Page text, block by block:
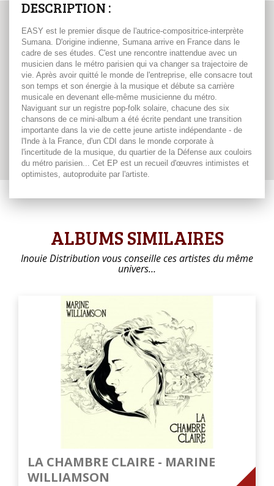
DESCRIPTION :
EASY est le premier disque de l'autrice-compositrice-interprète
Sumana. D'origine indienne, Sumana arrive en France dans le
cadre de ses études. C'est une rencontre inattendue avec un
musicien dans le métro parisien qui va changer sa trajectoire de
vie. Après avoir quitté le monde de l'entreprise, elle consacre tout
son temps et son énergie à la musique et débute sa carrière
musicale en devenant elle-même musicienne du métro.
Naviguant sur un registre pop-folk solaire, chacune des six
chansons de ce mini-album a été écrite pendant une transition
importante dans la vie de cette jeune artiste indépendante - de
l'Inde à la France, d'un CDI dans le monde corporate à
l'incertitude de la musique, du quartier de la Défense aux couloirs
du métro parisien... Cet EP est un recueil d'œuvres intimistes et
optimistes, autoproduite par l'artiste.
ALBUMS SIMILAIRES
Inouie Distribution vous conseille ces artistes du même
univers…
LA CHAMBRE CLAIRE - MARINE
WILLIAMSON